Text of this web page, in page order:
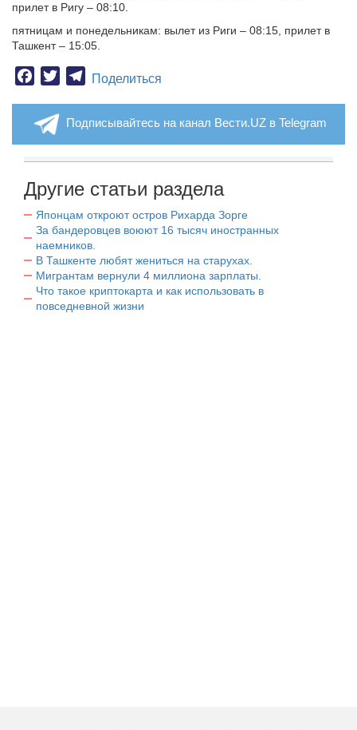
прилет в Ригу – 08:10.
пятницам и понедельникам: вылет из Риги – 08:15, прилет в
Ташкент – 15:05.
Facebook
TwitterTelegram
Поделиться
Подписывайтесь на канал Вести.UZ в Telegram
Другие статьи раздела
Японцам откроют остров Рихарда Зорге
За бандеровцев воюют 16 тысяч иностранных
наемников.
В Ташкенте любят жениться на старухах.
Мигрантам вернули 4 миллиона зарплаты.
Что такое криптокарта и как использовать в
повседневной жизни